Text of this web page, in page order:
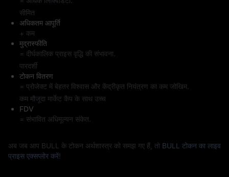
सीमित
अधिकतम आपूर्ति
+ कम
मुद्रास्फीति
= दीर्घकालिक प्राइस वृद्धि की संभावना.
पारदर्शी
टोकन वितरण
= प्रोजेक्ट में बेहतर विश्वास और केंद्रीकृत नियंत्रण का कम जोखिम.
कम मौजूदा मार्केट कैप के साथ उच्च
FDV
= संभावित अधिमूल्यन संकेत.
अब जब आप BULL के टोकन अर्थशास्त्र को समझ गए हैं, तो BULL टोकन का लाइव
प्राइस एक्सप्लोर करें!